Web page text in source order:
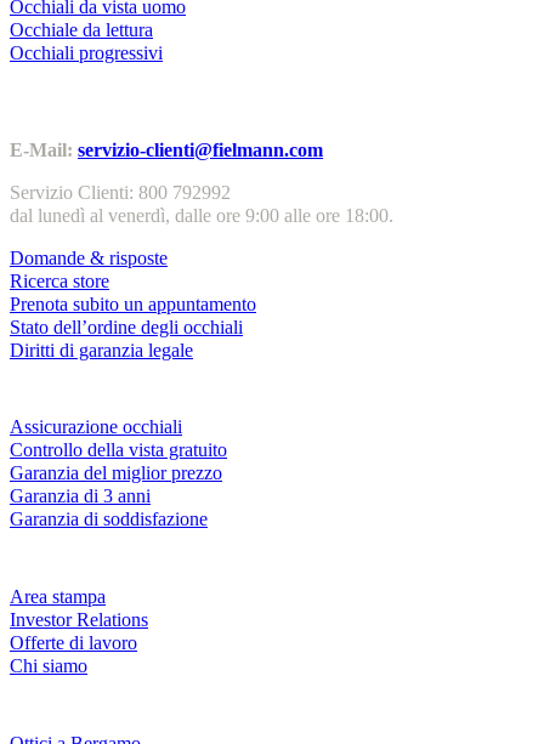
Occhiali da vista uomo
Occhiale da lettura
Occhiali progressivi
E-Mail: servizio-clienti@fielmann.com
Servizio Clienti: 800 792992
dal lunedì al venerdì, dalle ore 9:00 alle ore 18:00.
Domande & risposte
Ricerca store
Prenota subito un appuntamento
Stato dell’ordine degli occhiali
Diritti di garanzia legale
Assicurazione occhiali
Controllo della vista gratuito
Garanzia del miglior prezzo
Garanzia di 3 anni
Garanzia di soddisfazione
Area stampa
Investor Relations
Offerte di lavoro
Chi siamo